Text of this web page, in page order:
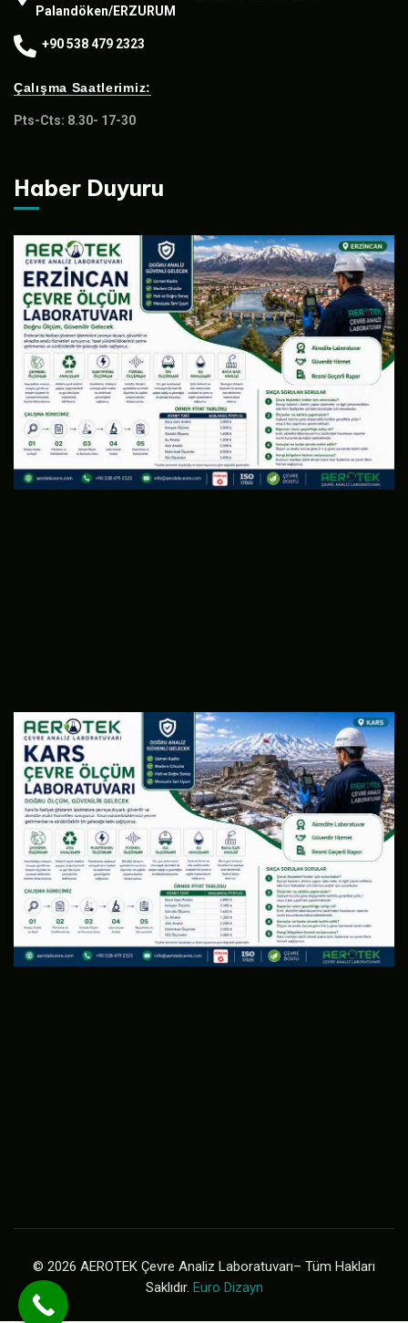
Palandöken/ERZURUM
+90 538 479 2323
Çalışma Saatlerimiz:
Pts-Cts: 8.30- 17-30
Haber Duyuru
© 2026 AEROTEK Çevre Analiz Laboratuvarı– Tüm Hakları
Saklıdır. Euro Dizayn